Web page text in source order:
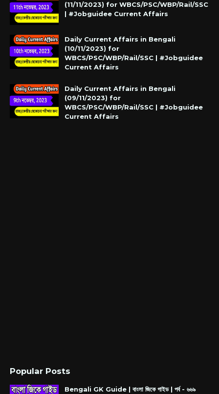
(11/11/2023) for WBCS/PSC/WBP/Rail/SSC
| #Jobguidee Current Affairs
Daily Current Affairs in Bengali
(10/11/2023) for
WBCS/PSC/WBP/Rail/SSC | #Jobguidee
Current Affairs
Daily Current Affairs in Bengali
(09/11/2023) for
WBCS/PSC/WBP/Rail/SSC | #Jobguidee
Current Affairs
Popular Posts
Bengali GK Guide | বাংলা জিকে গাইড | পর্ব - ৬৬৯